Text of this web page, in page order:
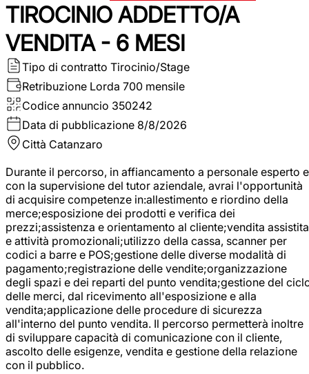
TIROCINIO ADDETTO/A
VENDITA - 6 MESI
Tipo di contratto Tirocinio/Stage
Retribuzione Lorda 700 mensile
Codice annuncio 350242
Data di pubblicazione 8/8/2026
Città Catanzaro
Durante il percorso, in affiancamento a personale esperto e
con la supervisione del tutor aziendale, avrai l'opportunità
di acquisire competenze in:allestimento e riordino della
merce;esposizione dei prodotti e verifica dei
prezzi;assistenza e orientamento al cliente;vendita assistita
e attività promozionali;utilizzo della cassa, scanner per
codici a barre e POS;gestione delle diverse modalità di
pagamento;registrazione delle vendite;organizzazione
degli spazi e dei reparti del punto vendita;gestione del
delle merci, dal ricevimento all'esposizione e alla
vendita;applicazione delle procedure di sicurezza
all'interno del punto vendita. Il percorso permetterà inoltre
di sviluppare capacità di comunicazione con il cliente,
ascolto delle esigenze, vendita e gestione della relazione
con il pubblico.